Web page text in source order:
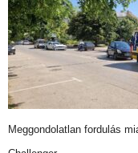
Meggondolatlan fordulás